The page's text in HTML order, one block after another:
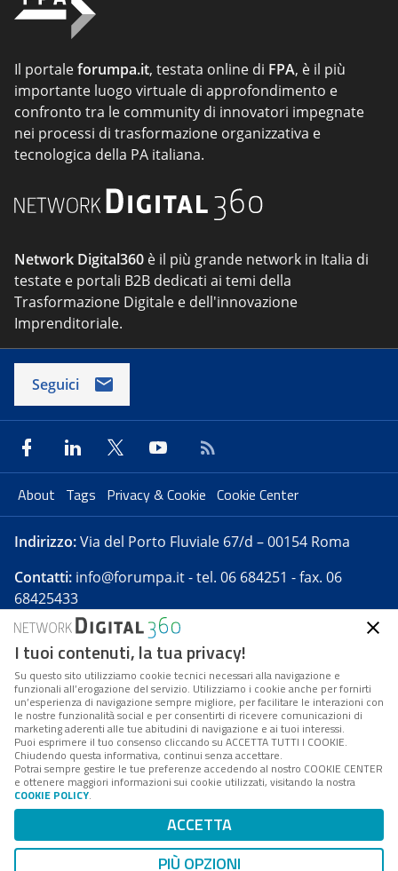
Il portaleforumpa.it, testata online di FPA, è il più
importante luogo virtuale di approfondimento e
confronto tra le community di innovatori impegnate
nei processi di trasformazione organizzativa e
tecnologica della PA italiana.
Network Digital360 è il più grande network in Italia di
testate e portali B2B dedicati ai temi della
Trasformazione Digitale e dell'innovazione
Imprenditoriale.
Seguici
About Tags Privacy & Cookie Cookie Center
Indirizzo:Via del Porto Fluviale 67/d – 00154 Roma
Contatti: info@forumpa.it- tel. 06 684251 - fax. 06
68425433
Forumpa.itè una pubblicazione telematica iscritta
presso Registro della stampa del Tribunale di Roma -
Reg. n. 182 del 2 maggio 2008 - Direttore resp. Michela
Stentella
FPA s.r.l. è società soggetta a Direzione e
Coordinamento da parte di Digital360 S.p.A. - FPA s.r.l.
è un'azienda certificata per il sistema di management
Codice Fiscale/Partita IVA n. 10693191008 - R.E.A. Roma
n. 1249791. ISP AWS
Mappa del sito
I tuoi contenuti, la tua privacy!
Su questo sito utilizziamo cookie tecnici necessari alla navigazione e
funzionali all’erogazione del servizio. Utilizziamo i cookie anche per fornirti
un’esperienza di navigazione sempre migliore, per facilitare le interazioni con
le nostre funzionalità social e per consentirti di ricevere comunicazioni di
marketing aderenti alle tue abitudini di navigazione e ai tuoi interessi.
Puoi esprimere il tuo consenso cliccando su ACCETTA TUTTI I COOKIE.
Chiudendo questa informativa, continui senza accettare.
Potrai sempre gestire le tue preferenze accedendo al nostro COOKIE CENTER
e ottenere maggiori informazioni sui cookie utilizzati, visitando la nostra
COOKIE POLICY.
ACCETTA
PIÙ OPZIONI